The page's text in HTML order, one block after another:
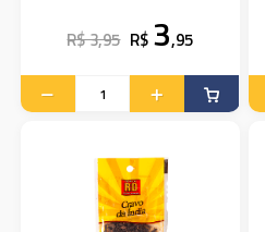
R$ 3,95 R$ 3,95